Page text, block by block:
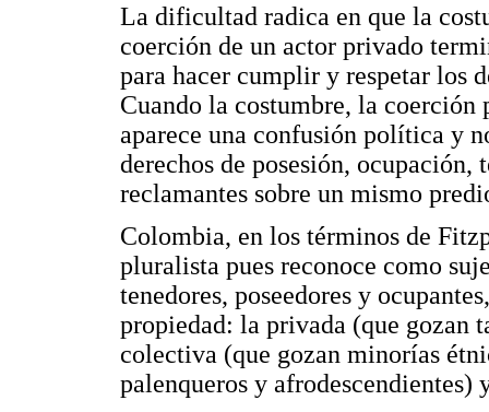
La dificultad radica en que la
coerción de un actor privado
para hacer cumplir y respetar los
Cuando la costumbre, la
aparece una confusión política y
derechos de posesión,
reclamantes sobre un mismo
Colombia, en los términos de
pluralista pues reconoce como
tenedores, poseedores y
propiedad: la privada (que gozan
colectiva (que gozan minorías
palenqueros y